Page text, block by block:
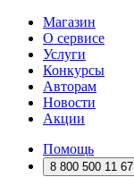
Магазин
О сервисе
Услуги
Конкурсы
Авторам
Новости
Акции
Помощь
8 800 500 11 67